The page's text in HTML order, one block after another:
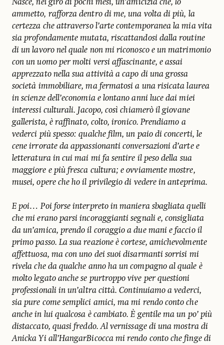
Nasce, nel giro di pochi mesi, un’amicizia che, lo
ammetto, rafforza dentro di me, una volta di più, la
certezza che attraverso l’arte contemporanea la mia vita
sia profondamente mutata, riscattandosi dalla routine
di un lavoro nel quale non mi riconosco e un matrimonio
con un uomo per molti versi affascinante, e assai
apprezzato nella sua attività a capo di una grossa
società immobiliare, ma fermatosi a una risicata laurea
in scienze dell’economia e lontano anni luce dai miei
interessi culturali. Jacopo, così chiamerò il giovane
gallerista, è raffinato, colto, ironico. Prendiamo a
vederci più spesso: qualche film, un paio di concerti, le
cene irrorate da appassionanti conversazioni d’arte e
letteratura in cui mai mi fa sentire il peso della sua
maggiore e più fresca cultura; e ovviamente mostre,
musei, opere che ho il privilegio di vedere in anteprima.
E poi… Poi forse interpreto in maniera sbagliata quelli
che mi erano parsi incoraggianti segnali e, consigliata
da un’amica, prendo il coraggio a due mani e faccio il
primo passo. La sua reazione è cortese, amichevolmente
affettuosa, ma con uno dei suoi disarmanti sorrisi mi
rivela che da qualche anno ha un compagno al quale è
molto legato anche se purtroppo vive per questioni
professionali in un’altra città. Continuiamo a vederci,
sia pure come semplici amici, ma mi rendo conto che
anche in lui qualcosa è cambiato. È gentile ma un po’ più
distaccato, quasi freddo. Al vernissage di una mostra di
Anicka Yi all’HangarBicocca mi rendo conto che finge di